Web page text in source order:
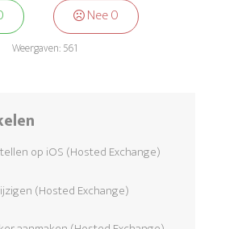
Nee0
Weergaven: 561
op iOS (Hosted Exchange)
(Hosted Exchange)